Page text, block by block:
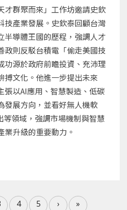
才群聚而來」工作坊邀請史欽
技產業發展。史欽泰回顧台灣
半導體王國的歷程，強調人才
政則反駁台積電「偷走美國技
功源於政府前瞻投資、充沛理
搏文化。他進一步提出未來
張以AI應用、智慧製造、低碳
發展方向，並看好無人機軟
等領域，強調市場機制與智慧
業升級的重要動力。
4 5 › »